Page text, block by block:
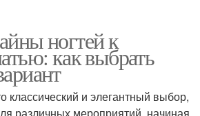
ногтей к
как выбрать
классический и элегантный выбор,